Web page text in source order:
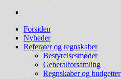
Forsiden
Nyheder
Referater og regnskaber
Bestyrelsesmøder
Generalforsamling
Regnskaber og budgetter